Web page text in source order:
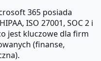
365 posiada
ISO 27001, SOC 2 i
jest kluczowe dla firm
(finanse,